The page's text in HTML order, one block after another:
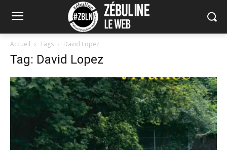
Accueil Tags David Lopez
Tag: David Lopez